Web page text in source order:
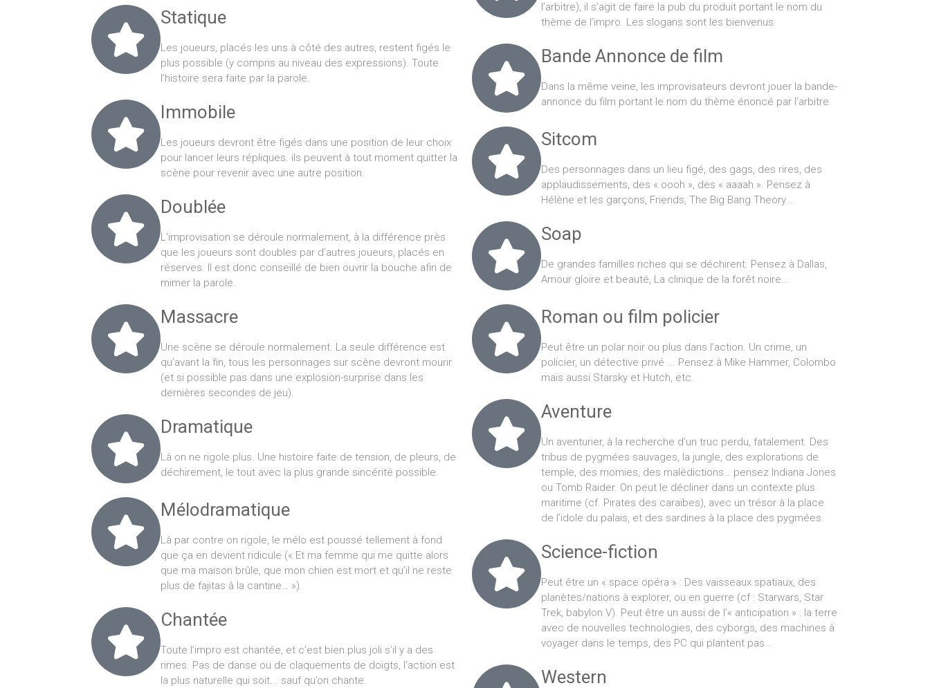
Statique
Les joueurs, placés les uns à côté des autres, restent figés le
plus possible (y compris au niveau des expressions). Toute
l’histoire sera faite par la parole.
Immobile
Les joueurs devront être figés dans une position de leur choix
pour lancer leurs répliques. ils peuvent à tout moment quitter la
scène pour revenir avec une autre position.
Doublée
L’improvisation se déroule normalement, à la différence près
que les joueurs sont doubles par d’autres joueurs, placés en
réserves. Il est donc conseillé de bien ouvrir la bouche afin de
mimer la parole.
Massacre
Une scène se déroule normalement. La seule différence est
qu’avant la fin, tous les personnages sur scène devront mourir
(et si possible pas dans une explosion-surprise dans les
dernières secondes de jeu).
Dramatique
Là on ne rigole plus. Une histoire faite de tension, de pleurs, de
déchirement, le tout avec la plus grande sincérité possible.
Mélodramatique
Là par contre on rigole, le mélo est poussé tellement à fond
que ça en devient ridicule (« Et ma femme qui me quitte alors
que ma maison brûle, que mon chien est mort et qu’il ne reste
plus de fajitas à la cantine… »).
Chantée
Toute l’impro est chantée, et c’est bien plus joli s’il y a des
rimes. Pas de danse ou de claquements de doigts, l’action est
la plus naturelle qui soit... sauf qu’on chante.
l’arbitre), il s’agit de faire la pub du produit portant le nom du
thème de l’impro. Les slogans sont les bienvenus.
Bande Annonce de film
Dans la même veine, les improvisateurs devront jouer la bande-
annonce du film portant le nom du thème énoncé par l’arbitre.
Sitcom
Des personnages dans un lieu figé, des gags, des rires, des
applaudissements, des « oooh », des « aaaah ». Pensez à
Hélène et les garçons, Friends, The Big Bang Theory...
Soap
De grandes familles riches qui se déchirent. Pensez à Dallas,
Amour gloire et beauté, La clinique de la forêt noire...
Roman ou film policier
Peut être un polar noir ou plus dans l’action. Un crime, un
policier, un détective privé ... Pensez à Mike Hammer, Colombo
mais aussi Starsky et Hutch, etc.
Aventure
Un aventurier, à la recherche d’un truc perdu, fatalement. Des
tribus de pygmées sauvages, la jungle, des explorations de
temple, des momies, des malédictions… pensez Indiana Jones
ou Tomb Raider. On peut le décliner dans un contexte plus
maritime (cf. Pirates des caraïbes), avec un trésor à la place
de l’idole du palais, et des sardines à la place des pygmées.
Science-fiction
Peut être un « space opéra » : Des vaisseaux spatiaux, des
planètes/nations à explorer, ou en guerre (cf : Starwars, Star
Trek, babylon V). Peut être un aussi de l’« anticipation » : la terre
avec de nouvelles technologies, des cyborgs, des machines à
voyager dans le temps, des PC qui plantent pas…
Western